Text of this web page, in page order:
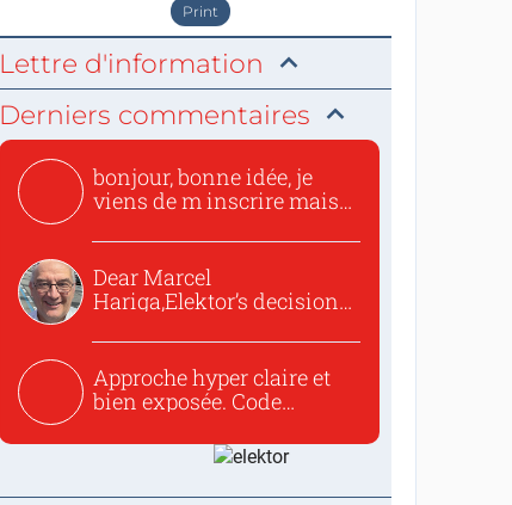
Print
Lettre d'information
Derniers commentaires
bonjour, bonne idée, je
viens de m inscrire mais
Dear Marcel
Hariga,Elektor’s decision
Approche hyper claire et
bien exposée. Code